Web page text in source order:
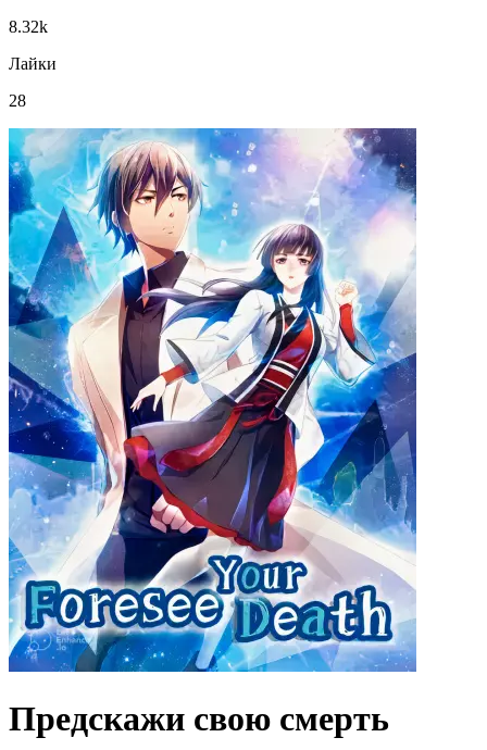
8.32k
Лайки
28
Предскажи свою смерть